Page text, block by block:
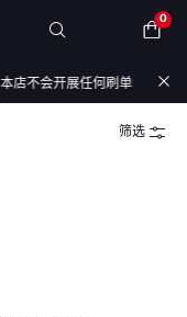
0
不会开展任何刷单活动，
筛选